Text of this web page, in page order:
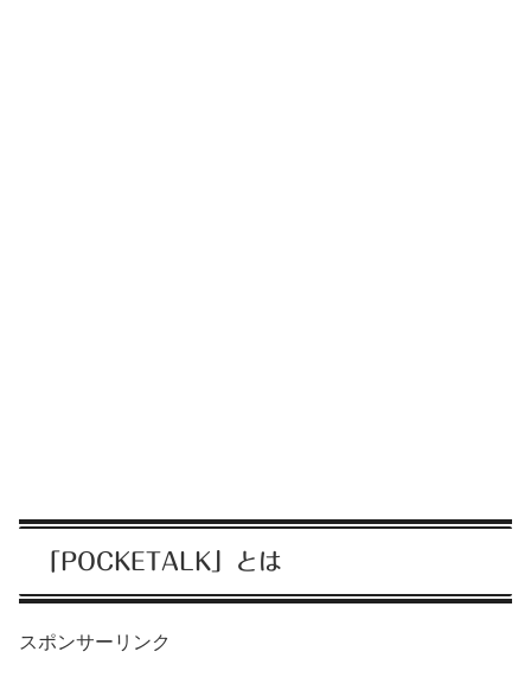
「POCKETALK」とは
スポンサーリンク